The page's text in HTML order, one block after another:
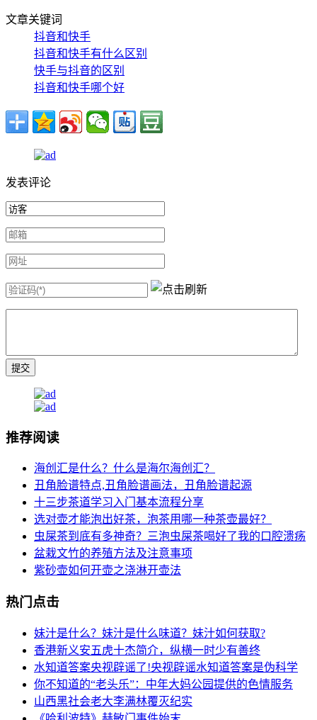
文章关键词
抖音和快手
抖音和快手有什么区别
快手与抖音的区别
抖音和快手哪个好
发表评论
推荐阅读
海创汇是什么？什么是海尔海创汇？
丑角脸谱特点,丑角脸谱画法，丑角脸谱起源
十三步茶道学习入门基本流程分享
选对壶才能泡出好茶，泡茶用哪一种茶壶最好？
虫屎茶到底有多神奇？三泡虫屎茶喝好了我的口腔溃疡
盆栽文竹的养殖方法及注意事项
紫砂壶如何开壶之浇淋开壶法
热门点击
妹汁是什么？妹汁是什么味道？妹汁如何获取?
香港新义安五虎十杰简介，纵横一时少有善终
水知道答案央视辟谣了!央视辟谣水知道答案是伪科学
你不知道的“老头乐”：中年大妈公园提供的色情服务
山西黑社会老大李满林覆灭纪实